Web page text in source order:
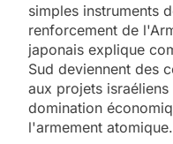
simples instruments
renforcement de
japonais explique
Sud deviennent des
aux projets
domination
l'armement atomique.